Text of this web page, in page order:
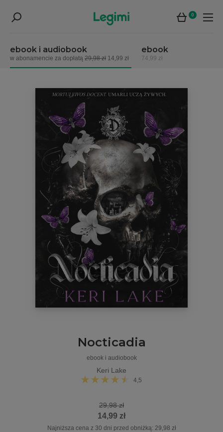
0
ebook i audiobook
w abonamencie za dopłatą 29,98 zł 14,99 zł
ebook
74,99 zł
Nocticadia
ebook i audiobook
Keri Lake
4,5
29,98 zł
14,99 zł
Najniższa cena z 30 dni przed obniżką: 29,98 zł